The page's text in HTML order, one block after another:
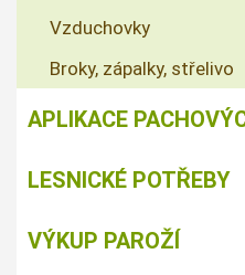
Vzduchovky
Broky, zápalky, střelivo
APLIKACE
LESNICKÉ POTŘEBY
VÝKUP PAROŽÍ